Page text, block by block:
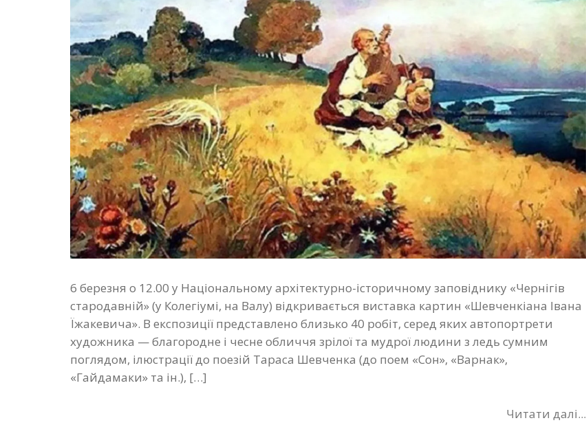
6 березня о 12.00 у Національному архітектурно-історичному заповіднику «Чернігів
стародавній» (у Колегіумі, на Валу) відкривається виставка картин «Шевченкіана Івана
Їжакевича». В експозиції представлено близько 40 робіт, серед яких автопортрети
художника — благородне і чесне обличчя зрілої та мудрої людини з ледь сумним
поглядом, ілюстрації до поезій Тараса Шевченка (до поем «Сон», «Варнак»,
«Гайдамаки» та ін.), […]
Читати далі...